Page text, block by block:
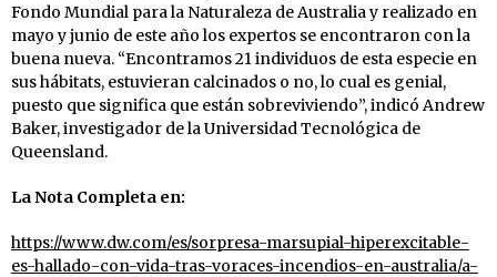
Fondo Mundial para la Naturaleza de Australia y realizado en
mayo y junio de este año los expertos se encontraron con la
buena nueva. “Encontramos 21 individuos de esta especie en
sus hábitats, estuvieran calcinados o no, lo cual es genial,
puesto que significa que están sobreviviendo”, indicó Andrew
Baker, investigador de la Universidad Tecnológica de
Queensland.
La Nota Completa en:
https://www.dw.com/es/sorpresa-marsupial-hiperexcitable-
es-hallado-con-vida-tras-voraces-incendios-en-australia/a-